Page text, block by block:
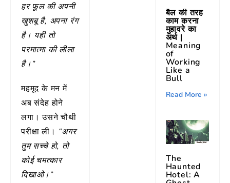
हर फूल की अपनी
खुशबू है, अपना रंग
है। यही तो
परमात्मा की लीला
है।”
महमूद के मन में
अब संदेह होने
लगा। उसने चौथी
परीक्षा ली। “अगर
तुम सच्चे हो, तो
कोई चमत्कार
दिखाओ।”
बैल की तरह
काम करना
मुहावरे का
अर्थ |
Meaning
of
Working
Like a
Bull
Read More »
The
Haunted
Hotel: A